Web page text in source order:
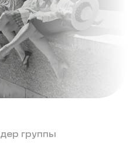
группы